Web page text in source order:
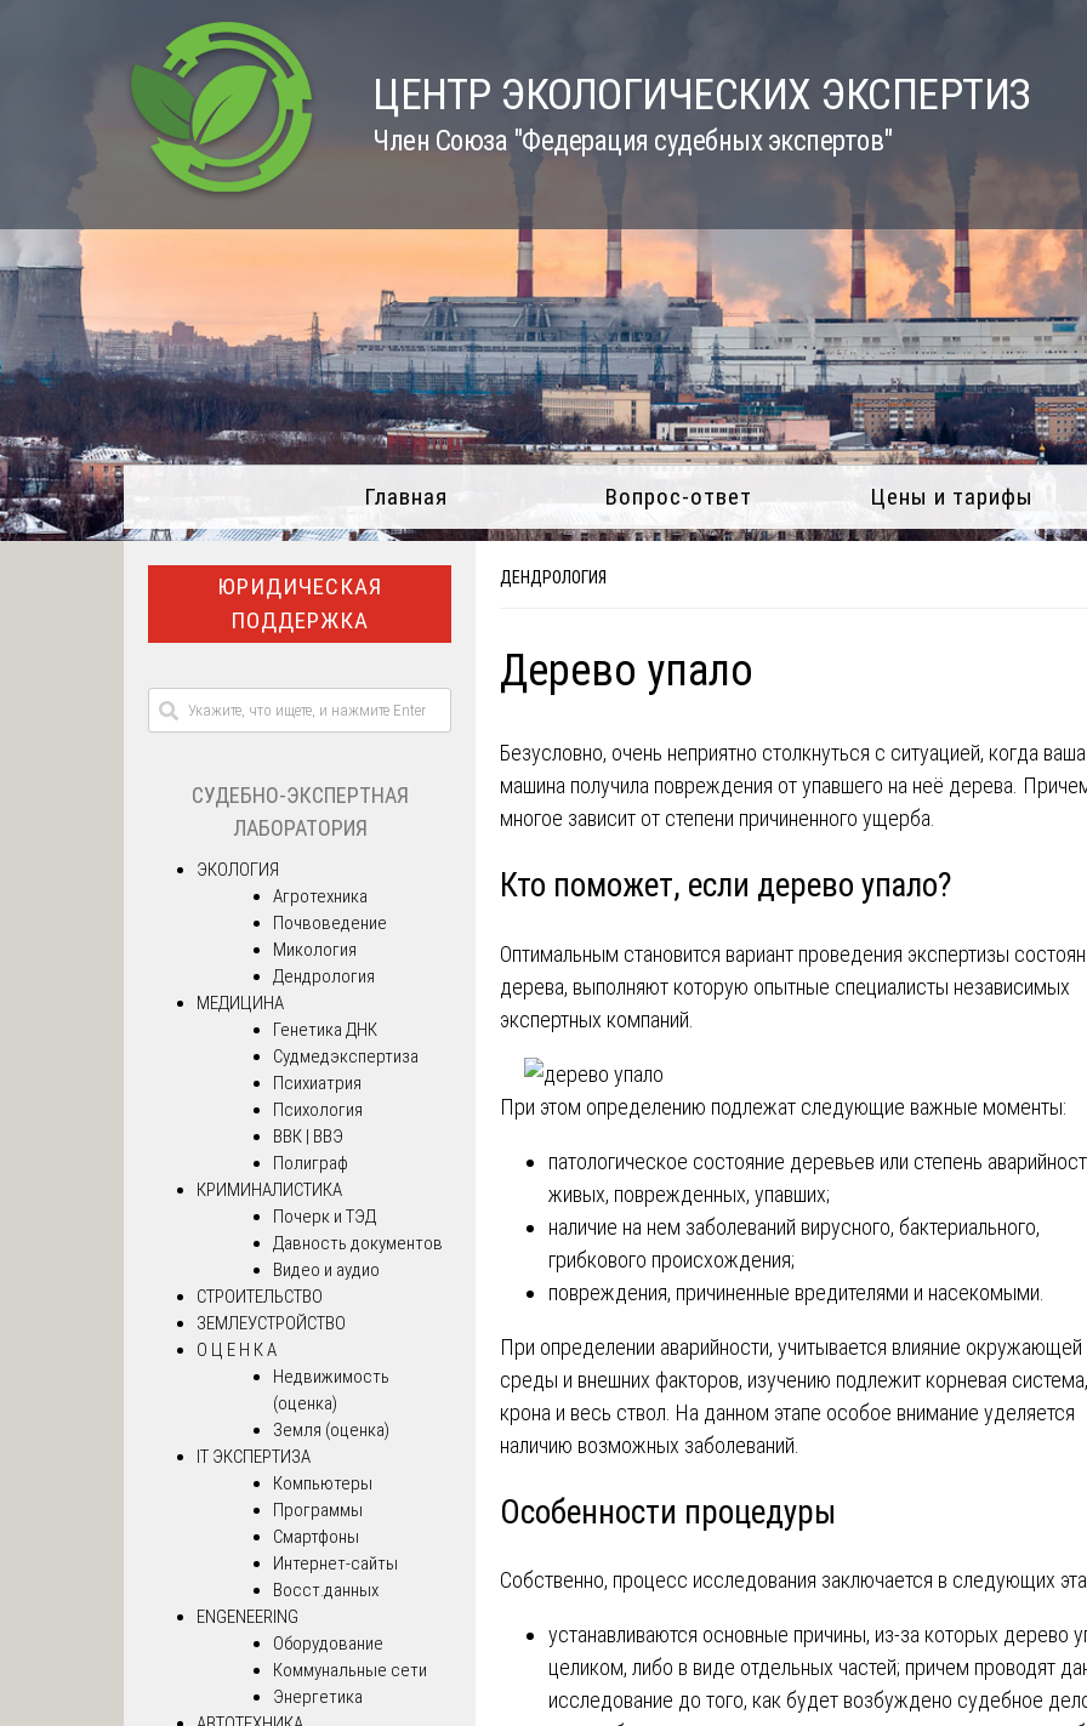
ЦЕНТР ЭКОЛОГИЧЕСКИХ ЭКСПЕРТИЗ
Член Союза "Федерация судебных экспертов"
Главная Вопрос-ответ Цены и тарифы
ДЕНДРОЛОГИЯ
Дерево упало
Безусловно, очень неприятно столкнуться с ситуацией, когда ваша
машина получила повреждения от упавшего на неё дерева.
многое зависит от степени причиненного ущерба.
Кто поможет, если дерево упало?
Оптимальным становится вариант проведения экспертизы
дерева, выполняют которую опытные специалисты независимых
экспертных компаний.
При этом определению подлежат следующие важные моменты:
патологическое состояние деревьев или степень
живых, поврежденных, упавших;
наличие на нем заболеваний вирусного, бактериального,
грибкового происхождения;
повреждения, причиненные вредителями и насекомыми.
При определении аварийности, учитывается влияние окружающей
среды и внешних факторов, изучению подлежит корневая система,
крона и весь ствол. На данном этапе особое внимание уделяется
наличию возможных заболеваний.
Особенности процедуры
Собственно, процесс исследования заключается в следующих
устанавливаются основные причины, из-за которых дерево
целиком, либо в виде отдельных частей; причем проводят
исследование до того, как будет возбуждено судебное
ЮРИДИЧЕСКАЯ
ПОДДЕРЖКА
СУДЕБНО-ЭКСПЕРТНАЯ
ЛАБОРАТОРИЯ
ЭКОЛОГИЯ
Агротехника
Почвоведение
Микология
Дендрология
МЕДИЦИНА
Генетика ДНК
Судмедэкспертиза
Психиатрия
Психология
ВВК | ВВЭ
Полиграф
КРИМИНАЛИСТИКА
Почерк и ТЭД
Давность документов
Видео и аудио
СТРОИТЕЛЬСТВО
ЗЕМЛЕУСТРОЙСТВО
О Ц Е Н К А
Недвижимость
(оценка)
Земля (оценка)
IT ЭКСПЕРТИЗА
Компьютеры
Программы
Смартфоны
Интернет-сайты
Восст.данных
ENGENEERING
Оборудование
Коммунальные сети
Энергетика